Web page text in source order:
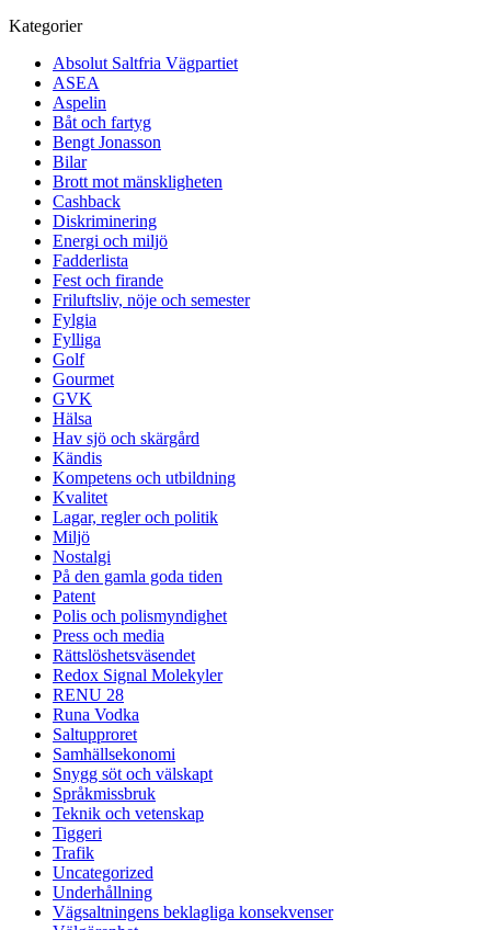
Kategorier
Absolut Saltfria Vägpartiet
ASEA
Aspelin
Båt och fartyg
Bengt Jonasson
Bilar
Brott mot mänskligheten
Cashback
Diskriminering
Energi och miljö
Fadderlista
Fest och firande
Friluftsliv, nöje och semester
Fylgia
Fylliga
Golf
Gourmet
GVK
Hälsa
Hav sjö och skärgård
Kändis
Kompetens och utbildning
Kvalitet
Lagar, regler och politik
Miljö
Nostalgi
På den gamla goda tiden
Patent
Polis och polismyndighet
Press och media
Rättslöshetsväsendet
Redox Signal Molekyler
RENU 28
Runa Vodka
Saltupproret
Samhällsekonomi
Snygg söt och välskapt
Språkmissbruk
Teknik och vetenskap
Tiggeri
Trafik
Uncategorized
Underhållning
Vägsaltningens beklagliga konsekvenser